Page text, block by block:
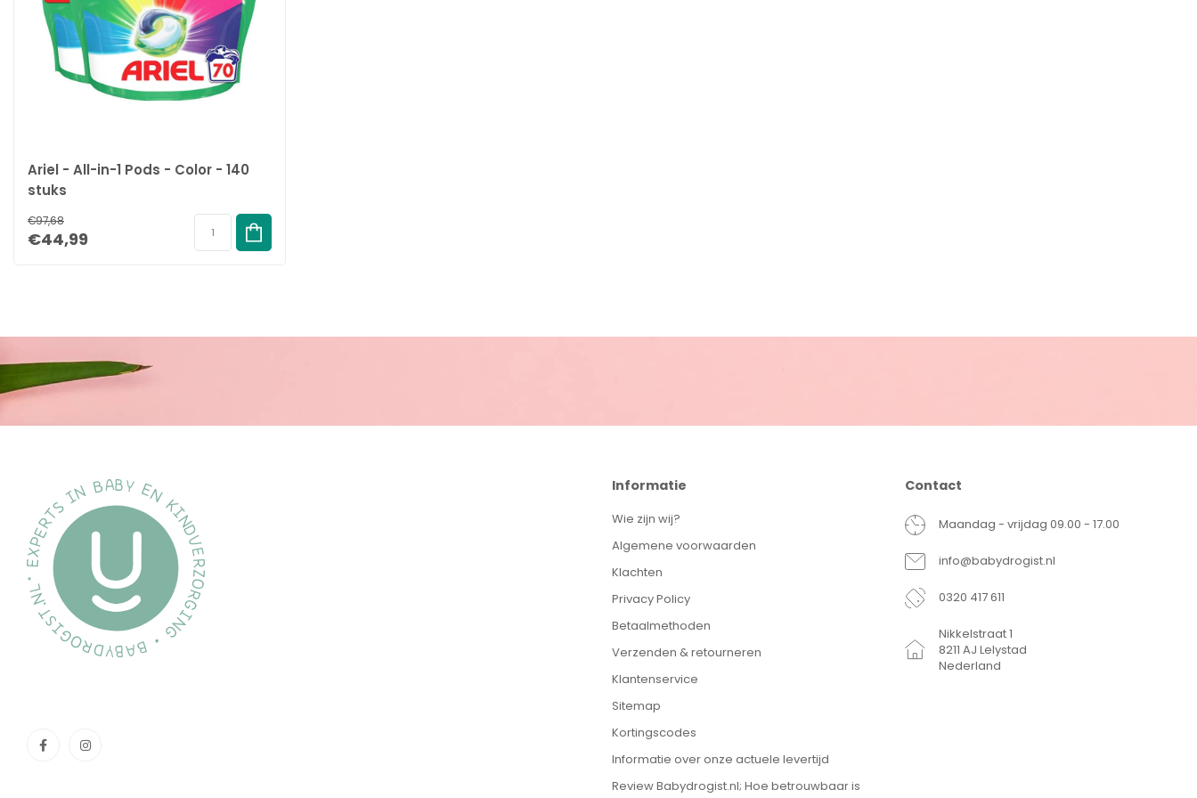
Ariel - All-in-1 Pods - Color - 140
stuks
€97,68
€44,99
Informatie
Wie zijn wij?
Algemene voorwaarden
Klachten
Privacy Policy
Betaalmethoden
Verzenden & retourneren
Klantenservice
Sitemap
Kortingscodes
Informatie over onze actuele levertijd
Review Babydrogist.nl; Hoe betrouwbaar is
Contact
Maandag - vrijdag 09.00 - 17.00
info@babydrogist.nl
0320 417 611
Nikkelstraat 1
8211 AJ Lelystad
Nederland